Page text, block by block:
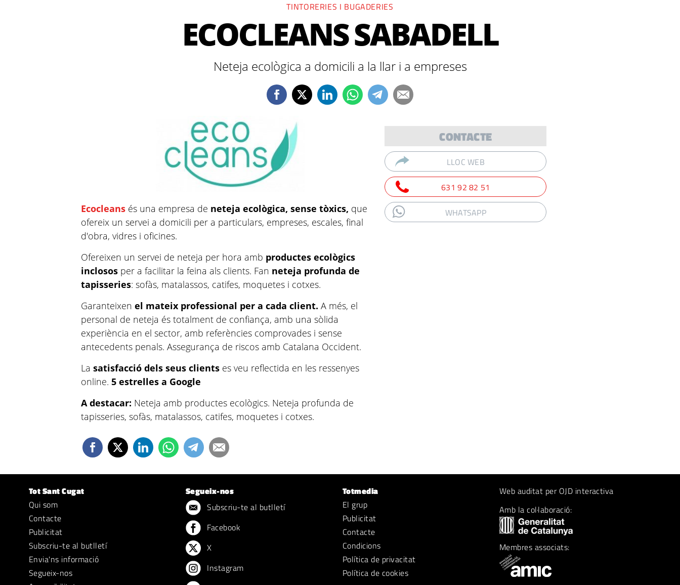
TINTORERIES I BUGADERIES
ECOCLEANS SABADELL
Neteja ecològica a domicili a la llar i a empreses
Ecocleans és una empresa de neteja ecològica, sense tòxics, que
ofereix un servei a domicili per a particulars, empreses, escales, final
d'obra, vidres i oficines.
Ofereixen un servei de neteja per hora amb productes ecològics
inclosos per a facilitar la feina als clients. Fan neteja profunda de
tapisseries: sofàs, matalassos, catifes, moquetes i cotxes.
Garanteixenel mateix professional per a cada client.A més, el
personal de neteja és totalment de confiança, amb una sòlida
experiència en el sector, amb referències comprovades i sense
antecedents penals. Assegurança de riscos amb Catalana Occident.
Lasatisfacció dels seus clients es veu reflectida en les ressenyes
online.5 estrelles a Google
A destacar: Neteja amb productes ecològics. Neteja profunda de
tapisseries, sofàs, matalassos, catifes, moquetes i cotxes.
CONTACTE
LLOC WEB
631 92 82 51
WHATSAPP
Tot Sant Cugat
Qui som
Contacte
Publicitat
Subscriu-te al butlletí
Envia'ns informació
Segueix-nos
Segueix-nos
Subscriu-te al butlletí
Facebook
X
Instagram
Totmedia
El grup
Publicitat
Contacte
Condicions
Política de privacitat
Política de cookies
Web auditat per OJD interactiva
Amb la col·laboració:
Membres associats: